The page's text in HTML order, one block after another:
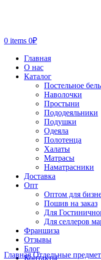
0 items 0₽
Главная
О нас
Каталог
Постельное
Наволочки
Простыни
Пододеяльники
Подушки
Одеяла
Полотенца
Халаты
Матрасы
Наматрасники
Доставка
Опт
Оптом для
Пошив на заказ
Для
Для селлеров
Франшиза
Отзывы
Блог
Контакты
ГлавнаяОтдельные